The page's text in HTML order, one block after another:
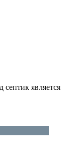
является